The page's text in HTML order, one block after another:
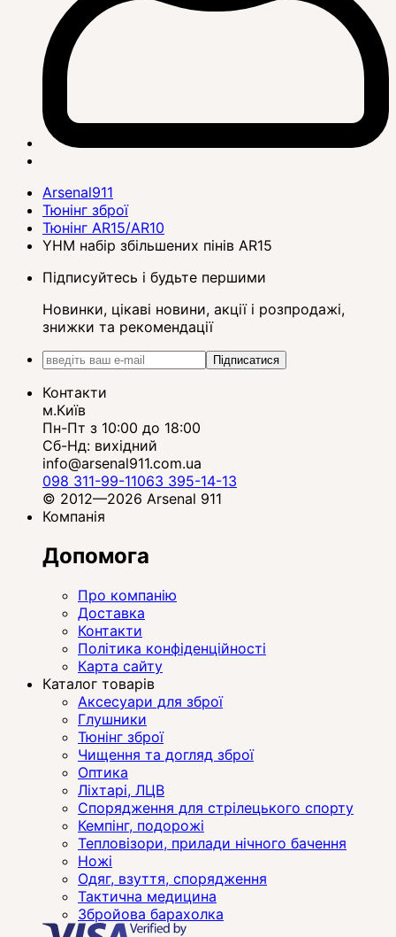
Arsenal911
Тюнінг зброї
Тюнінг AR15/AR10
YHM набір збільшених пінів AR15
Підписуйтесь і будьте першими
Новинки, цікаві новини, акції і розпродажі,
знижки та рекомендації
Підписатися
Контакти
м.Київ
Пн-Пт з 10:00 до 18:00
Сб-Нд: вихідний
info@arsenal911.com.ua
098 311-99-11063 395-14-13
© 2012—2026 Arsenal 911
Компанія
Допомога
Про компанію
Доставка
Контакти
Політика конфіденційності
Карта сайту
Каталог товарів
Аксесуари для зброї
Глушники
Тюнінг зброї
Чищення та догляд зброї
Оптика
Ліхтарі, ЛЦВ
Спорядження для стрілецького спорту
Кемпінг, подорожі
Тепловізори, прилади нічного бачення
Ножі
Одяг, взуття, спорядження
Тактична медицина
Збройова барахолка